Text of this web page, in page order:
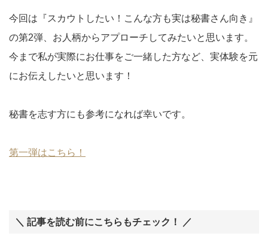
今回は『スカウトしたい！こんな方も実は秘書さん向き』
の第2弾、お人柄からアプローチしてみたいと思います。
今まで私が実際にお仕事をご一緒した方など、実体験を元
にお伝えしたいと思います！
秘書を志す方にも参考になれば幸いです。
第一弾はこちら！
＼ 記事を読む前にこちらもチェック！ ／